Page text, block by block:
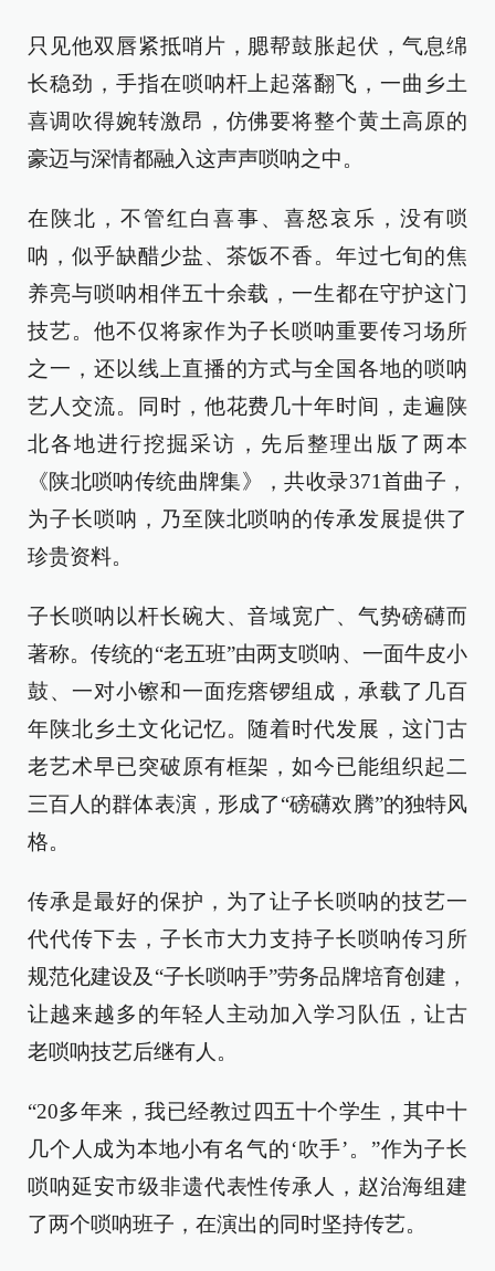
只见他双唇紧抵哨片，腮帮鼓胀起伏，气息绵
长稳劲，手指在唢呐杆上起落翻飞，一曲乡土
喜调吹得婉转激昂，仿佛要将整个黄土高原的
豪迈与深情都融入这声声唢呐之中。
在陕北，不管红白喜事、喜怒哀乐，没有唢
呐，似乎缺醋少盐、茶饭不香。年过七旬的焦
养亮与唢呐相伴五十余载，一生都在守护这门
技艺。他不仅将家作为子长唢呐重要传习场所
之一，还以线上直播的方式与全国各地的唢呐
艺人交流。同时，他花费几十年时间，走遍陕
北各地进行挖掘采访，先后整理出版了两本
《陕北唢呐传统曲牌集》，共收录371首曲子，
为子长唢呐，乃至陕北唢呐的传承发展提供了
珍贵资料。
子长唢呐以杆长碗大、音域宽广、气势磅礴而
著称。传统的“老五班”由两支唢呐、一面牛皮小
鼓、一对小镲和一面疙瘩锣组成，承载了几百
年陕北乡土文化记忆。随着时代发展，这门古
老艺术早已突破原有框架，如今已能组织起二
三百人的群体表演，形成了“磅礴欢腾”的独特风
格。
传承是最好的保护，为了让子长唢呐的技艺一
代代传下去，子长市大力支持子长唢呐传习所
规范化建设及“子长唢呐手”劳务品牌培育创建，
让越来越多的年轻人主动加入学习队伍，让古
老唢呐技艺后继有人。
“20多年来，我已经教过四五十个学生，其中十
几个人成为本地小有名气的‘吹手’。”作为子长
唢呐延安市级非遗代表性传承人，赵治海组建
了两个唢呐班子，在演出的同时坚持传艺。